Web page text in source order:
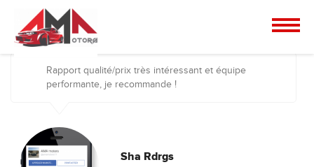
Rapport qualité/prix très intéressant et équipe
performante, je recommande !
Sha Rdrgs